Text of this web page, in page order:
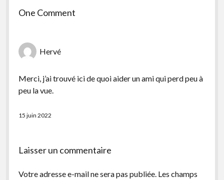
One Comment
Hervé
Merci, j’ai trouvé ici de quoi aider un ami qui perd peu à
peu la vue.
15 juin 2022
Laisser un commentaire
Votre adresse e-mail ne sera pas publiée. Les champs